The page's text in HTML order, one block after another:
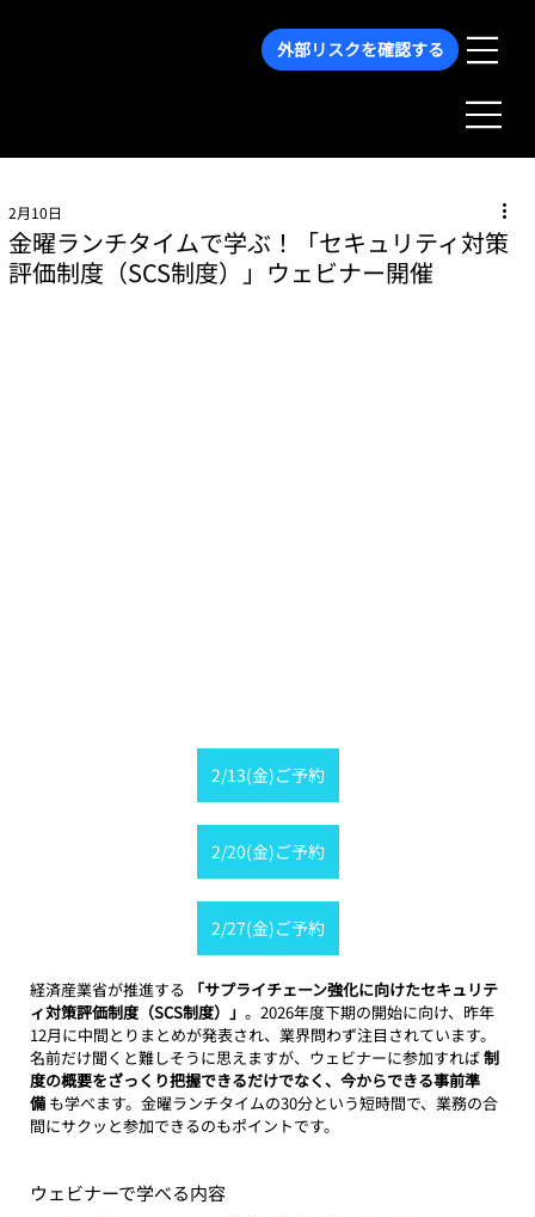
外部リスクを確認する
金曜ランチタイムで学ぶ！「セキュリティ対策
評価制度（SCS制度）」ウェビナー開催
2月10日
2/13(金)ご予約
2/20(金)ご予約
2/27(金)ご予約
経済産業省が推進する
「サプライチェーン強化に向けたセキュリテ
ィ対策評価制度（SCS制度）」 。2026年度下期の開始に向け、昨年
12月に中間とりまとめが発表され、業界問わず注目されています。
名前だけ聞くと難しそうに思えますが、ウェビナーに参加すれば 制
度の概要をざっくり把握できるだけでなく、今からできる事前準
備 も学べます。金曜ランチタイムの30分という短時間で、業務の合
間にサクッと参加できるのもポイントです。
ウェビナーで学べる内容